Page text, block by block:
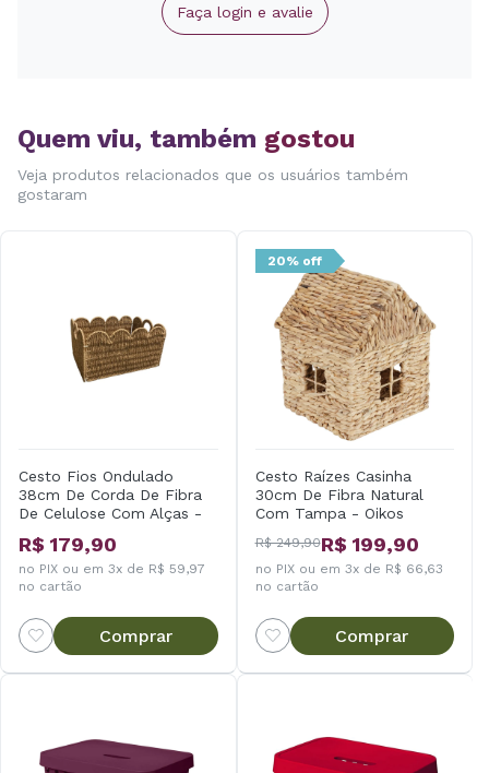
Faça login e avalie
Quem viu, também gostou
Veja produtos relacionados que os usuários também
gostaram
Cesto Fios Ondulado
38cm De Corda De Fibra
De Celulose Com Alças -
R$ 179,90
no PIX ou em 3x de R$ 59,97
no cartão
Comprar
20% off
Cesto Raízes Casinha
30cm De Fibra Natural
Com Tampa - Oikos
R$ 249,90R$ 199,90
no PIX ou em 3x de R$ 66,63
no cartão
Comprar